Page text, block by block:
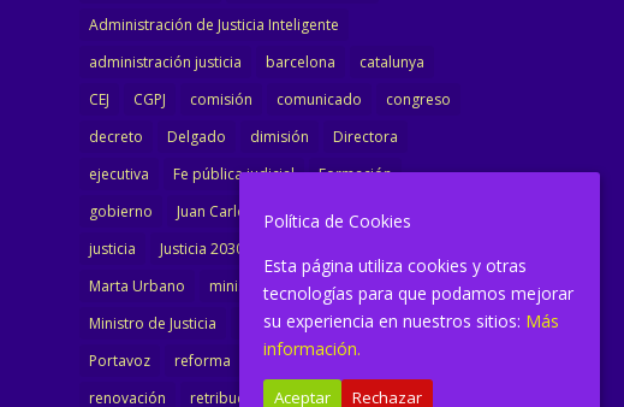
Administración de Justicia Inteligente
administración justicia
barcelona
catalunya
CEJ
CGPJ comisión comunicado
congreso
decreto
Delgado dimisión
Directora
ejecutiva
Fe pública judicial
Formación
gobierno
Juan Carlos Campo
Jurisprudencia
justicia
Justicia 2030
Marta Urbano
ministerio
Ministra Justicia
Ministro de Justicia
modernización
noticias
Portavoz
reforma
reforma oficina
renovación
retribuciones reunión salarial
Política de Cookies
Esta página utiliza cookies y otras
tecnologías para que podamos mejorar
su experiencia en nuestros sitios: Más
información.
Aceptar Rechazar